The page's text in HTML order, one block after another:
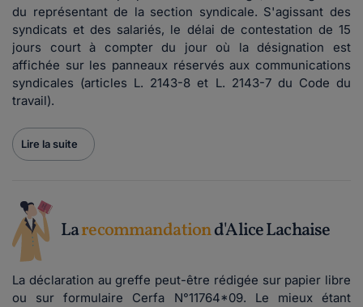
du représentant de la section syndicale. S'agissant des
syndicats et des salariés, le délai de contestation de 15
jours court à compter du jour où la désignation est
affichée sur les panneaux réservés aux communications
syndicales (articles L. 2143-8 et L. 2143-7 du Code du
travail).
Lire la suite
Larecommandationd'Alice Lachaise
La déclaration au greffe peut-être rédigée sur papier libre
ou sur formulaire Cerfa N°11764*09. Le mieux étant